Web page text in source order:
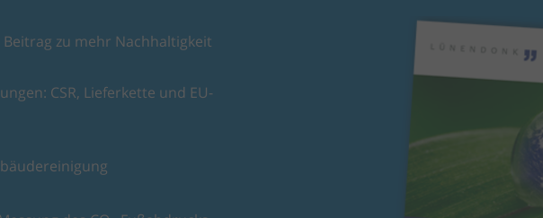
zu mehr Nachhaltigkeit
CSR, Lieferkette und EU-